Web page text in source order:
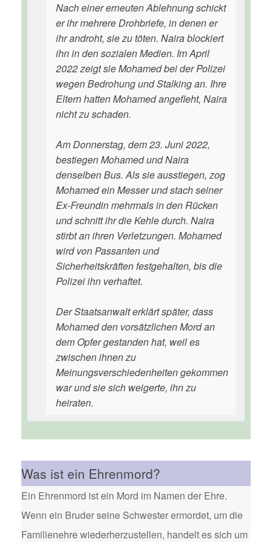
Nach einer erneuten Ablehnung schickt
er ihr mehrere Drohbriefe, in denen er
ihr androht, sie zu töten. Naira blockiert
ihn in den sozialen Medien. Im April
2022 zeigt sie Mohamed bei der Polizei
wegen Bedrohung und Stalking an. Ihre
Eltern hatten Mohamed angefleht, Naira
nicht zu schaden.
Am Donnerstag, dem 23. Juni 2022,
bestiegen Mohamed und Naira
denselben Bus. Als sie ausstiegen, zog
Mohamed ein Messer und stach seiner
Ex-Freundin mehrmals in den Rücken
und schnitt ihr die Kehle durch. Naira
stirbt an ihren Verletzungen. Mohamed
wird von Passanten und
Sicherheitskräften festgehalten, bis die
Polizei ihn verhaftet.
Der Staatsanwalt erklärt später, dass
Mohamed den vorsätzlichen Mord an
dem Opfer gestanden hat, weil es
zwischen ihnen zu
Meinungsverschiedenheiten gekommen
war und sie sich weigerte, ihn zu
heiraten.
Was ist ein Ehrenmord?
Ein Ehrenmord ist ein Mord im Namen der Ehre.
Wenn ein Bruder seine Schwester ermordet, um die
Familienehre wiederherzustellen, handelt es sich um